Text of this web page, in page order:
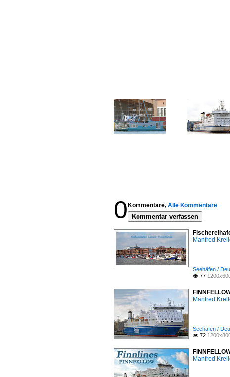
0 Kommentare, Alle Kommentare
Kommentar verfassen
Manfred
Seehäfen /
 77
Manfred
Seehäfen /
 72
Manfred